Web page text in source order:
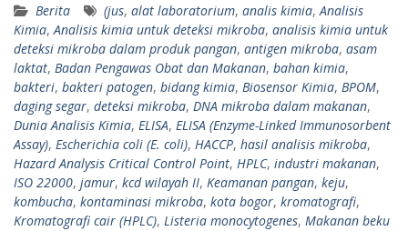
Berita (jus, alat laboratorium, analis kimia, Analisis
Kimia, Analisis kimia untuk deteksi mikroba, analisis kimia untuk
deteksi mikroba dalam produk pangan, antigen mikroba, asam
laktat, Badan Pengawas Obat dan Makanan, bahan kimia,
bakteri, bakteri patogen, bidang kimia, Biosensor Kimia, BPOM,
daging segar, deteksi mikroba, DNA mikroba dalam makanan,
Dunia Analisis Kimia, ELISA, ELISA (Enzyme-Linked Immunosorbent
Assay), Escherichia coli (E. coli), HACCP, hasil analisis mikroba,
Hazard Analysis Critical Control Point, HPLC, industri makanan,
ISO 22000, jamur, kcd wilayah II, Keamanan pangan, keju,
kombucha, kontaminasi mikroba, kota bogor, kromatografi,
Kromatografi cair (HPLC), Listeria monocytogenes, Makanan beku